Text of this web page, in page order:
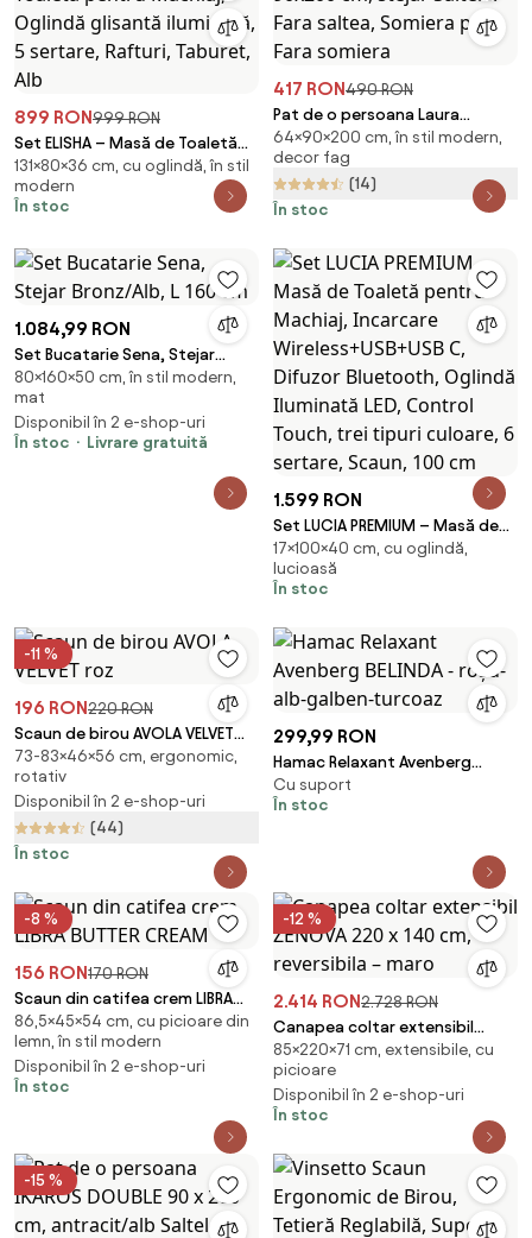
899 RON999 RON
Set ELISHA – Masă de Toaletă
pentru Machiaj, Oglindă
glisantă iluminată, 5 sertare,
Rafturi, Taburet, Alb
131×80×36 cm, cu oglindă, în stil
modern
În stoc
417 RON490 RON
Pat de o persoana Laura
90x200 cm, stejar Saltele: Fara
saltea, Somiera pat: Fara
somiera
64×90×200 cm, în stil modern,
decor fag
(14)
În stoc
1.084,99 RON
Set Bucatarie Sena, Stejar
Bronz/Alb, L 160 cm
80×160×50 cm, în stil modern,
mat
Disponibil în 2 e-shop-uri
În stoc
Livrare gratuită
1.599 RON
Set LUCIA PREMIUM – Masă de
Toaletă pentru Machiaj,
Incarcare Wireless+USB+USB C,
Difuzor Bluetooth, Oglindă
trei tipuri culoare, 6 sertare,
Scaun, 100 cm
17×100×40 cm, cu oglindă,
lucioasă
În stoc
-11 %
196 RON220 RON
Scaun de birou AVOLA VELVET
roz
73-83×46×56 cm, ergonomic,
rotativ
Disponibil în 2 e-shop-uri
(44)
În stoc
299,99 RON
Hamac Relaxant Avenberg
BELINDA - roșu-alb-galben-
turcoaz
Cu suport
În stoc
-8 %
156 RON170 RON
Scaun din catifea crem LIBRA
BUTTER CREAM
86,5×45×54 cm, cu picioare din
lemn, în stil modern
Disponibil în 2 e-shop-uri
În stoc
-12 %
2.414 RON2.728 RON
Canapea coltar extensibil
ZENOVA 220 x 140 cm,
reversibila – maro
85×220×71 cm, extensibile, cu
picioare
Disponibil în 2 e-shop-uri
În stoc
-15 %